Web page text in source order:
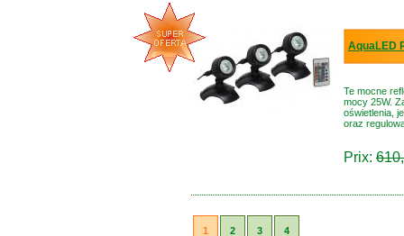
AquaLED
Te mocne
mocy 25W.
oświetlenia,
oraz
Prix:
1 2 3 4